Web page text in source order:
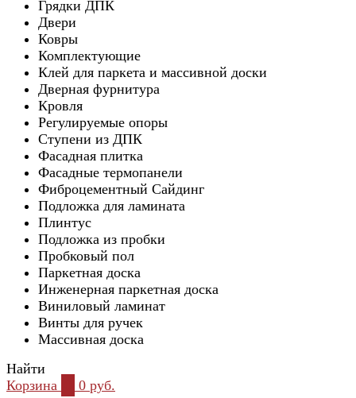
Грядки ДПК
Двери
Ковры
Комплектующие
Клей для паркета и массивной доски
Дверная фурнитура
Кровля
Регулируемые опоры
Ступени из ДПК
Фасадная плитка
Фасадные термопанели
Фиброцементный Сайдинг
Подложка для ламината
Плинтус
Подложка из пробки
Пробковый пол
Паркетная доска
Инженерная паркетная доска
Виниловый ламинат
Винты для ручек
Массивная доска
Найти
Корзина
0 руб.